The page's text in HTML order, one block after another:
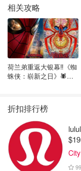
相关攻略
荷兰弟重返大银幕‼️《蜘
蛛侠：崭新之日》🕷️北
折扣排行榜